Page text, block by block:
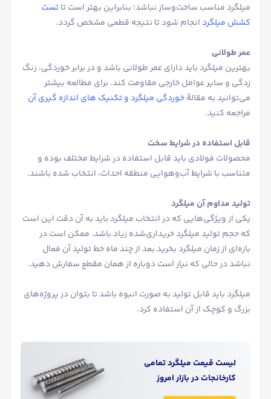
میلگرد مناسب ساخت‌وساز نباشد؛ بنابراین بهتر است تاتست
کشش میلگردانجام شود تا نتیجه قطعی مشخص گردد.
عمر طولانی
بهترین میلگرد باید دارای عمر طولانی باشد و در برابر خوردگی، زنگ
زدگی و سایر عوامل خارجی مقاومت کند. برای مطالعه بیشتر
می‌توانید به مقالۀخوردگی میلگرد و تکنیک های اندازه گیری آن
مراجعه کنید.
قابل استفاده در شرایط سخت
محصولات فولادی باید قابل استفاده در شرایط مختلف بوده و
متناسب با شرایط آب‌وهوایی منطقه احداث، انتخاب شده باشند.
تولید مداوم آن میلگرد
یکی از ویژگی‌هایی که در انتخاب میلگرد باید به آن دقت این است
که حجم تولید میلگرد خریداری‌شده زیاد باشد. ممکن است در
بازه‌ای از زمان میلگرد بخرید بعد از چند ماه خط تولید آن فعال
نباشد در حالی که نیاز است دوباره از همان مقطع سفارش دهید.
میلگرد باید قابل تولید به صورت انبوه باشد تا بتوان در پروژه‌های
بزرگ و کوچک از آن استفاده کرد.
لیست قیمت میلگردتمامی
کارخانجات در بازار امروز